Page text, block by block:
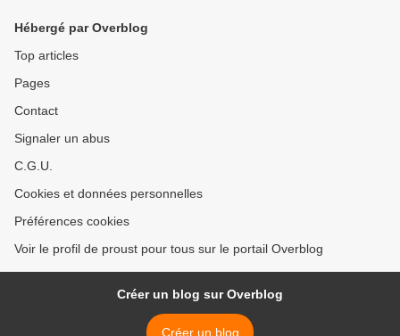
Hébergé par Overblog
Top articles
Pages
Contact
Signaler un abus
C.G.U.
Cookies et données personnelles
Préférences cookies
Voir le profil de proust pour tous sur le portail Overblog
Créer un blog sur Overblog
Créer un blog